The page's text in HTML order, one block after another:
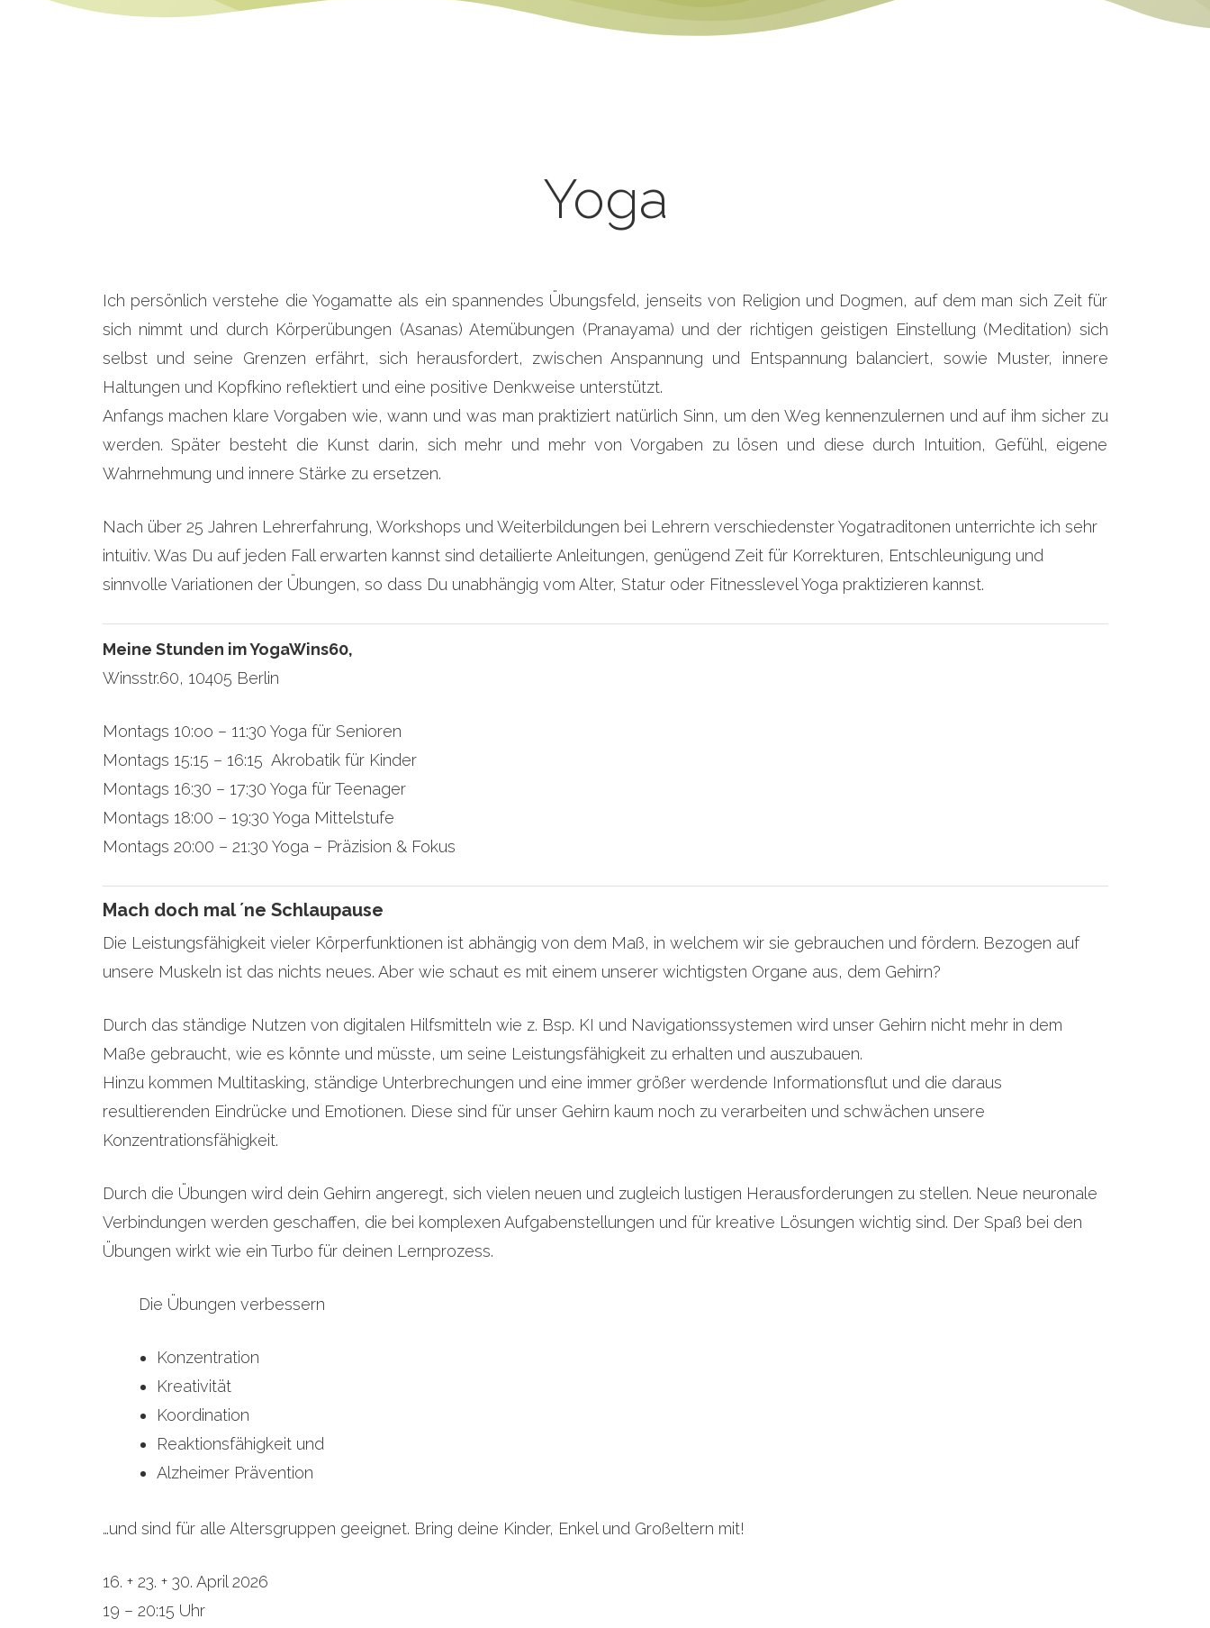
Yoga
Ich persönlich verstehe die Yogamatte als ein spannendes Übungsfeld, jenseits von Religion und Dogmen, auf dem man sich Zeit für
sich nimmt und durch Körperübungen (Asanas) Atemübungen (Pranayama) und der richtigen geistigen Einstellung (Meditation) sich
selbst und seine Grenzen erfährt, sich herausfordert, zwischen Anspannung und Entspannung balanciert, sowie Muster, innere
Haltungen und Kopfkino reflektiert und eine positive Denkweise unterstützt.
Anfangs machen klare Vorgaben wie, wann und was man praktiziert natürlich Sinn, um den Weg kennenzulernen und auf ihm sicher zu
werden. Später besteht die Kunst darin, sich mehr und mehr von Vorgaben zu lösen und diese durch Intuition, Gefühl, eigene
Wahrnehmung und innere Stärke zu ersetzen.
Nach über 25 Jahren Lehrerfahrung, Workshops und Weiterbildungen bei Lehrern verschiedenster Yogatraditonen unterrichte ich sehr
intuitiv. Was Du auf jeden Fall erwarten kannst sind detailierte Anleitungen, genügend Zeit für Korrekturen, Entschleunigung und
sinnvolle Variationen der Übungen, so dass Du unabhängig vom Alter, Statur oder Fitnesslevel Yoga praktizieren kannst.
Meine Stunden im YogaWins60,
Winsstr.60, 10405 Berlin
Montags 10:oo – 11:30 Yoga für Senioren
Montags 15:15 – 16:15 Akrobatik für Kinder
Montags 16:30 – 17:30 Yoga für Teenager
Montags 18:00 – 19:30 Yoga Mittelstufe
Montags 20:00 – 21:30 Yoga – Präzision & Fokus
Mach doch mal ´ne Schlaupause
Die Leistungsfähigkeit vieler Körperfunktionen ist abhängig von dem Maß, in welchem wir sie gebrauchen und fördern. Bezogen auf
unsere Muskeln ist das nichts neues. Aber wie schaut es mit einem unserer wichtigsten Organe aus, dem Gehirn?
Durch das ständige Nutzen von digitalen Hilfsmitteln wie z. Bsp. KI und Navigationssystemen wird unser Gehirn nicht mehr in dem
Maße gebraucht, wie es könnte und müsste, um seine Leistungsfähigkeit zu erhalten und auszubauen.
Hinzu kommen Multitasking, ständige Unterbrechungen und eine immer größer werdende Informationsflut und die daraus
resultierenden Eindrücke und Emotionen. Diese sind für unser Gehirn kaum noch zu verarbeiten und schwächen unsere
Konzentrationsfähigkeit.
Durch die Übungen wird dein Gehirn angeregt, sich vielen neuen und zugleich lustigen Herausforderungen zu stellen. Neue neuronale
Verbindungen werden geschaffen, die bei komplexen Aufgabenstellungen und für kreative Lösungen wichtig sind. Der Spaß bei den
Übungen wirkt wie ein Turbo für deinen Lernprozess.
Die Übungen verbessern
Konzentration
Kreativität
Koordination
Reaktionsfähigkeit und
Alzheimer Prävention
…und sind für alle Altersgruppen geeignet. Bring deine Kinder, Enkel und Großeltern mit!
16. + 23. + 30. April 2026
19 – 20:15 Uhr